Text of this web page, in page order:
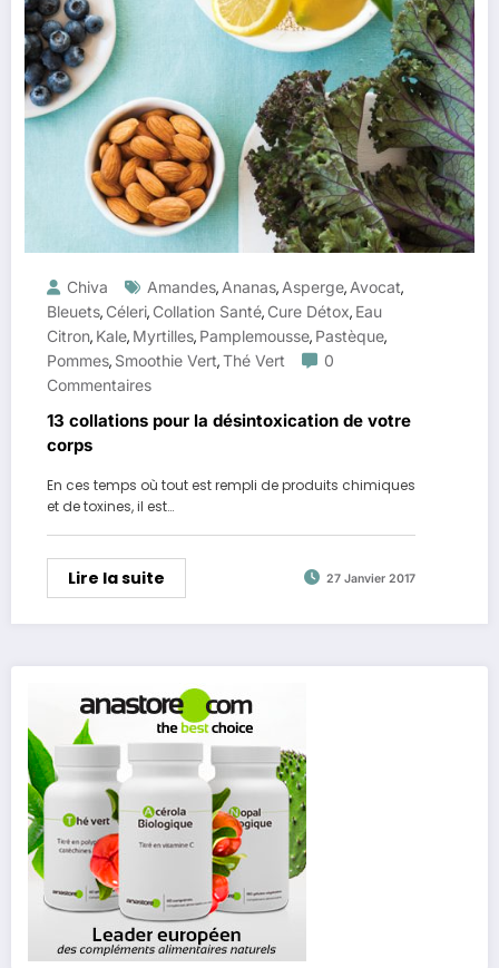
Chiva Amandes, Ananas, Asperge, Avocat,
Bleuets, Céleri, Collation Santé, Cure Détox, Eau
Citron, Kale, Myrtilles, Pamplemousse, Pastèque,
Pommes, Smoothie Vert,Thé Vert
0
Commentaires
13 collations pour la désintoxication de votre
corps
En ces temps où tout est rempli de produits chimiques
et de toxines, il est…
Lire la suite 27 Janvier 2017